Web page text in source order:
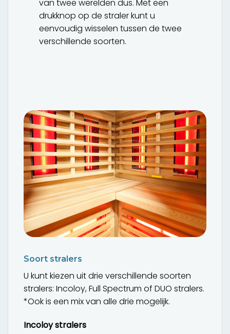
van twee werelden dus. Met een
drukknop op de straler kunt u
eenvoudig wisselen tussen de twee
verschillende soorten.
Soort stralers
U kunt kiezen uit drie verschillende soorten
stralers: Incoloy, Full Spectrum of DUO stralers.
*Ook is een mix van alle drie mogelijk.
Incoloy stralers